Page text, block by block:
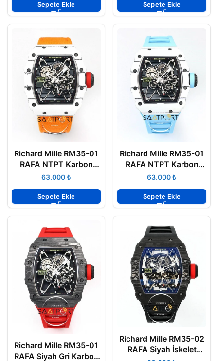
Sepete Ekle Sepete Ekle
Richard Mille RM35-01
RAFA NTPT Karbon
Kasa Dokuma Velcro
₺
Sepete Ekle
Richard Mille RM35-01
RAFA NTPT Karbon
Kasa Turkuaz Kauçuk
₺
Sepete Ekle
Richard Mille RM35-01
RAFA Siyah Gri Karbon
Richard Mille RM35-02
RAFA Siyah İskelet